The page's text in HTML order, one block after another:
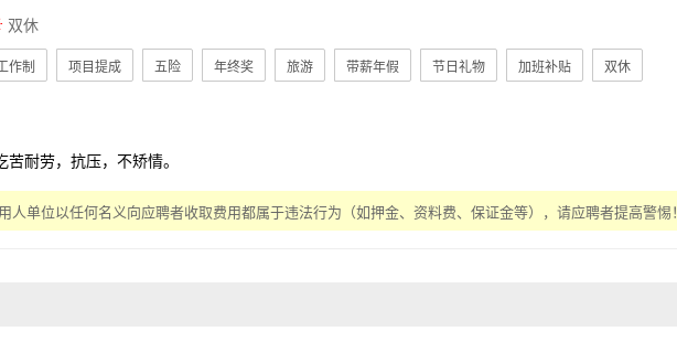
双休
作制 项目提成 五险 年终奖 旅游 带薪年假 节日礼物 加班补贴 双休
耐劳，抗压，不矫情。
人单位以任何名义向应聘者收取费用都属于违法行为（如押金、资料费、保证金等），请应聘者提高警惕！